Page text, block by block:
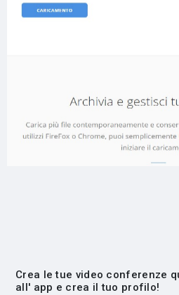
Crea le tue video conferenze
all' app e crea il tuo profilo!